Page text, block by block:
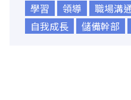
學習 領導 職場溝
自我成長
儲備幹部